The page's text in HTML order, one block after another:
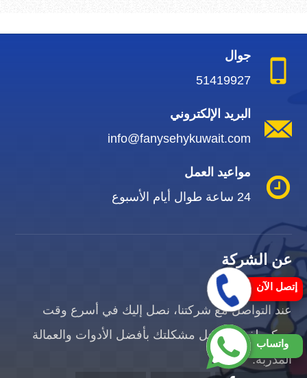
جوال
51419927
البريد الإلكتروني
info@fanysehykuwait.com
مواعيد العمل
24 ساعة طوال أيام الأسبوع
عن الشركة
عند التواصل مع شركتنا، نصل إليك في أسرع وقت
ممكن لفحص وحل مشكلتك بأفضل الأدوات والعمالة
المدربة.
واتساب
إتصل الآن